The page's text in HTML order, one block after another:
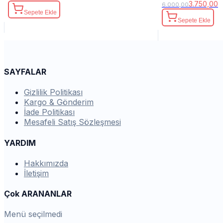
Sepete Ekle
6.000,003.750,00
Sepete Ekle
SAYFALAR
Gizlilik Politikası
Kargo & Gönderim
İade Politikası
Mesafeli Satış Sözleşmesi
YARDIM
Hakkımızda
İletişim
Çok ARANANLAR
Menü seçilmedi